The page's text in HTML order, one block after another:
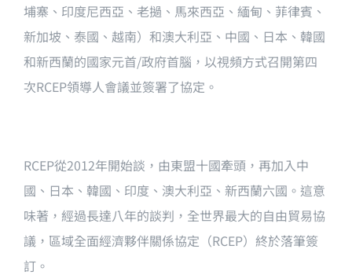
埔寨、印度尼西亞、老撾、馬來西亞、緬甸、菲律賓、
新加坡、泰國、越南）和澳大利亞、中國、日本、韓國
和新西蘭的國家元首/政府首腦，以視頻方式召開第四
次RCEP領導人會議並簽署了協定。
RCEP從2012年開始談，由東盟十國牽頭，再加入中
國、日本、韓國、印度、澳大利亞、新西蘭六國。這意
味著，經過長達八年的談判，全世界最大的自由貿易協
議，區域全面經濟夥伴關係協定（RCEP）終於落筆簽
訂。